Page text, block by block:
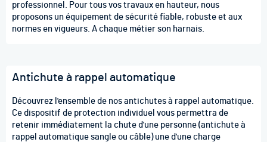
professionnel. Pour tous vos travaux en hauteur, nous
proposons un équipement de sécurité fiable, robuste et aux
normes en vigueurs. A chaque métier son harnais.
Antichute à rappel automatique
Découvrez l'ensemble de nos antichutes à rappel automatique.
Ce dispositif de protection individuel vous permettra de
retenir immédiatement la chute d'une personne (antichute à
rappel automatique sangle ou câble) une d'une charge